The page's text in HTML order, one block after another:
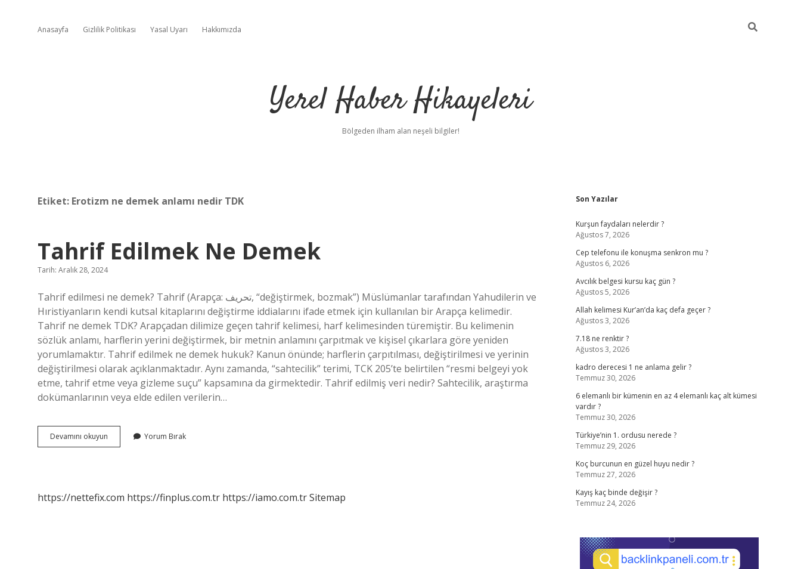
Anasayfa Gizlilik Politikası Yasal Uyarı Hakkımızda
Yerel Haber Hikayeleri
Bölgeden ilham alan neşeli bilgiler!
Etiket: Erotizm ne demek anlamı nedir TDK
Tahrif Edilmek Ne Demek
Tarih: Aralık 28, 2024
Tahrif edilmesi ne demek? Tahrif (Arapça: تحريف‎, “değiştirmek, bozmak”) Müslümanlar tarafından Yahudilerin ve
Hıristiyanların kendi kutsal kitaplarını değiştirme iddialarını ifade etmek için kullanılan bir Arapça kelimedir.
Tahrif ne demek TDK? Arapçadan dilimize geçen tahrif kelimesi, harf kelimesinden türemiştir. Bu kelimenin
sözlük anlamı, harflerin yerini değiştirmek, bir metnin anlamını çarpıtmak ve kişisel çıkarlara göre yeniden
yorumlamaktır. Tahrif edilmek ne demek hukuk? Kanun önünde; harflerin çarpıtılması, değiştirilmesi ve yerinin
değiştirilmesi olarak açıklanmaktadır. Aynı zamanda, “sahtecilik” terimi, TCK 205’te belirtilen “resmi belgeyi yok
etme, tahrif etme veya gizleme suçu” kapsamına da girmektedir. Tahrif edilmiş veri nedir? Sahtecilik, araştırma
dokümanlarının veya elde edilen verilerin…
Devamını okuyun
Edilmek
Yorum Bırak
https://nettefix.com https://finplus.com.tr https://iamo.com.trSitemap
Sidebar
Son Yazılar
Kurşun faydaları nelerdir ?
Ağustos 7, 2026
Cep telefonu ile konuşma senkron mu ?
Ağustos 6, 2026
Avcılık belgesi kursu kaç gün ?
Ağustos 5, 2026
Allah kelimesi Kur’an’da kaç defa geçer ?
Ağustos 3, 2026
7.18 ne renktir ?
Ağustos 3, 2026
kadro derecesi 1 ne anlama gelir ?
Temmuz 30, 2026
6 elemanlı bir kümenin en az 4 elemanlı kaç alt kümesi
vardır ?
Temmuz 30, 2026
Türkiye’nin 1. ordusu nerede ?
Temmuz 29, 2026
Koç burcunun en güzel huyu nedir ?
Temmuz 27, 2026
Kayış kaç binde değişir ?
Temmuz 24, 2026